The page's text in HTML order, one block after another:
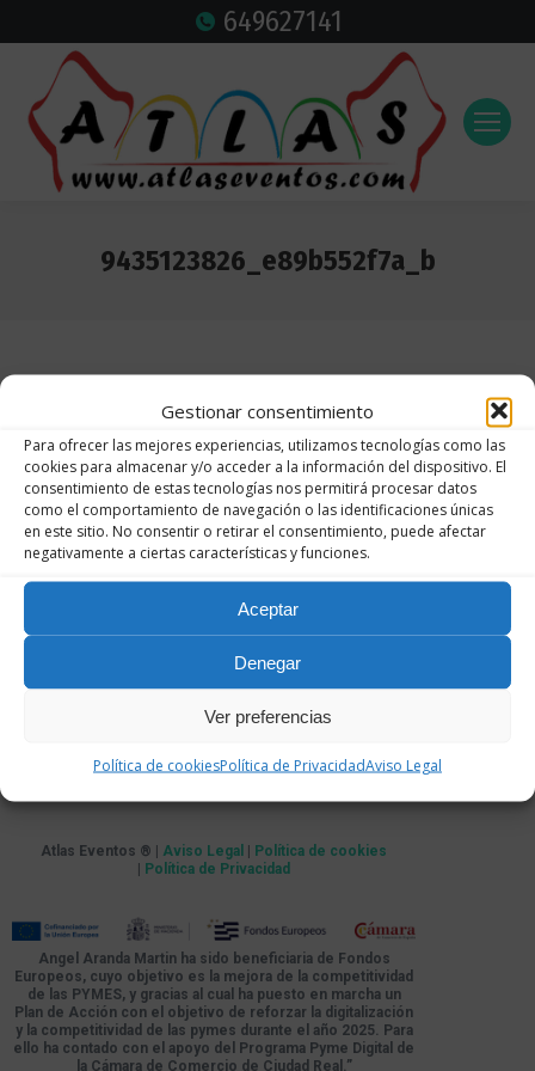
Gestionar consentimiento
Para ofrecer las mejores experiencias, utilizamos tecnologías como las
cookies para almacenar y/o acceder a la información del dispositivo. El
consentimiento de estas tecnologías nos permitirá procesar datos
como el comportamiento de navegación o las identificaciones únicas
en este sitio. No consentir o retirar el consentimiento, puede afectar
negativamente a ciertas características y funciones.
Aceptar
Denegar
Ver preferencias
Política de cookiesPolítica de PrivacidadAviso Legal
649627141
9435123826_e89b552f7a_b
Atlas Eventos ® | Aviso Legal
Política de cookies
Política de Privacidad
Angel Aranda Martin ha sido beneficiaria de Fondos
Europeos, cuyo objetivo es la mejora de la competitividad
de las PYMES, y gracias al cual ha puesto en marcha un
Plan de Acción con el objetivo de reforzar la digitalización
y la competitividad de las pymes durante el año 2025. Para
ello ha contado con el apoyo del Programa Pyme Digital de
la Cámara de Comercio de Ciudad Real.”